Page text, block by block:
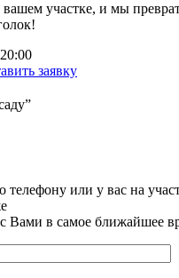
вашем участке, и мы
заявку
телефону или у вас на
Вами в самое ближайшее